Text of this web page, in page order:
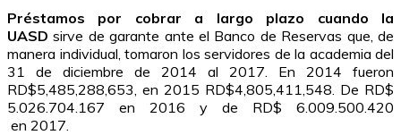
Préstamos por cobrar a largo plazo cuando la
UASD sirve de garante ante el Banco de Reservas que, de
manera individual, tomaron los servidores de la academia del
31 de diciembre de 2014 al 2017. En 2014 fueron
RD$5,485,288,653, en 2015 RD$4,805,411,548. De RD$
5.026.704.167 en 2016 y de RD$ 6.009.500.420
en 2017.